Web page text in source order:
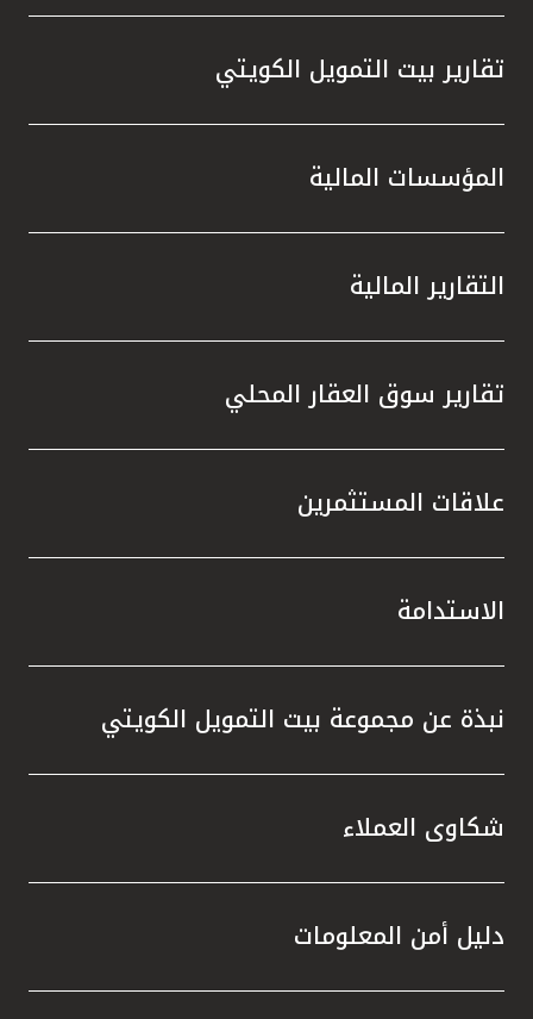
تقارير بيت التمويل الكويتي
المؤسسات المالية
التقارير المالية
تقارير سوق العقار المحلي
علاقات المستثمرين
الاستدامة
نبذة عن مجموعة بيت التمويل الكويتي
شكاوى العملاء
دليل أمن المعلومات